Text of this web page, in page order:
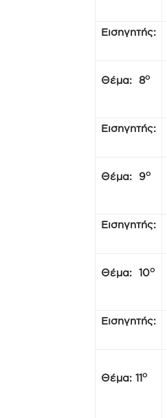
Εισηγητής:
Θέμα: 8ο
Εισηγητής:
Θέμα: 9ο
Εισηγητής:
Θέμα: 10ο
Εισηγητής:
Θέμα: 11ο